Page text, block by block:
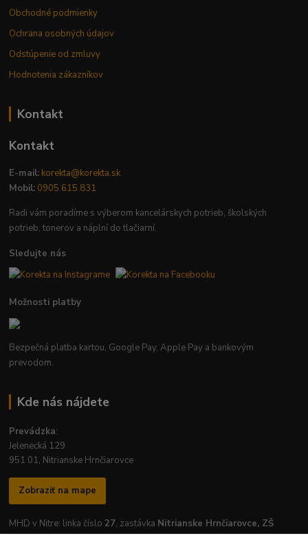
Obchodné podmienky
Ochrana osobných údajov
Odstúpenie od zmluvy
Hodnotenia zákazníkov
Kontakt
Kontakt
E-mail: korekta@korekta.sk
Mobil: 0905 615 831
Radi vám poradíme s výberom kancelárskych potrieb, školských
potrieb, tonerov a náplní do tlačiarní.
Sledujte nás
Možnosti platby
Bezpečná platba kartou, Google Pay, Apple Pay a bankovým
prevodom.
Kde nás nájdete
Prevádzka:
Jelenecká 129
951 01, Nitrianske Hrnčiarovce
Zobraziť na mape
MHD v Nitre: linka číslo 27, zastávka Nitrianske Hrnčiarovce, ZŠ